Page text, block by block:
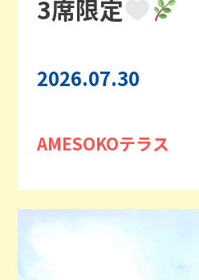
3席限定
2026.07.30
AMESOKOテラス